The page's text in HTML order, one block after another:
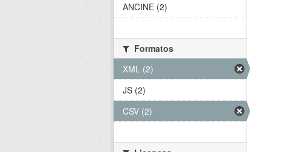
ANCINE (2)
Formatos
XML (2)
JS (2)
CSV (2)